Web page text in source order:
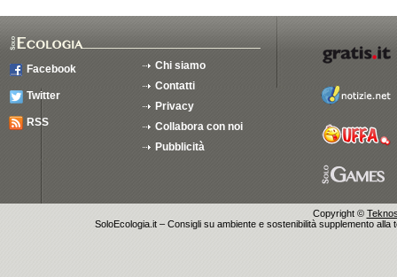
Facebook
Twitter
RSS
Chi siamo
Contatti
Privacy
Collabora con noi
Pubblicità
Copyright ©
SoloEcologia.it – Consigli su ambiente e sostenibilità supplemento